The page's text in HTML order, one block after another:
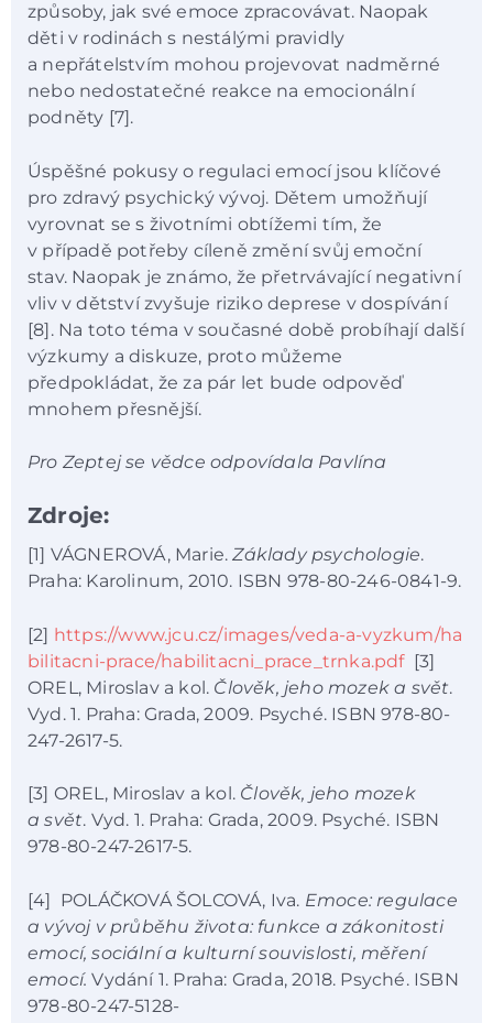
způsoby, jak své emoce zpracovávat. Naopak
děti v rodinách s nestálými pravidly
a nepřátelstvím mohou projevovat nadměrné
nebo nedostatečné reakce na emocionální
podněty [7].
Úspěšné pokusy o regulaci emocí jsou klíčové
pro zdravý psychický vývoj. Dětem umožňují
vyrovnat se s životními obtížemi tím, že
v případě potřeby cíleně změní svůj emoční
stav. Naopak je známo, že přetrvávající negativní
vliv v dětství zvyšuje riziko deprese v dospívání
[8]. Na toto téma v současné době probíhají další
výzkumy a diskuze, proto můžeme
předpokládat, že za pár let bude odpověď
mnohem přesnější.
Pro Zeptej se vědce odpovídala Pavlína
Zdroje:
[1] VÁGNEROVÁ, Marie.Základy psychologie.
Praha: Karolinum, 2010. ISBN 978-80-246-0841-9.
[2] https://www.jcu.cz/images/veda-a-vyzkum/ha
bilitacni-prace/habilitacni_prace_trnka.pdf[3]
OREL, Miroslav a kol. Člověk, jeho mozek a svět.
Vyd. 1. Praha: Grada, 2009. Psyché. ISBN 978-80-
247-2617-5.
[3] OREL, Miroslav a kol. Člověk, jeho mozek
a svět. Vyd. 1. Praha: Grada, 2009. Psyché. ISBN
978-80-247-2617-5.
[4] POLÁČKOVÁ ŠOLCOVÁ, Iva. Emoce: regulace
a vývoj v průběhu života: funkce a zákonitosti
emocí, sociální a kulturní souvislosti, měření
emocí. Vydání 1. Praha: Grada, 2018. Psyché. ISBN
978-80-247-5128-